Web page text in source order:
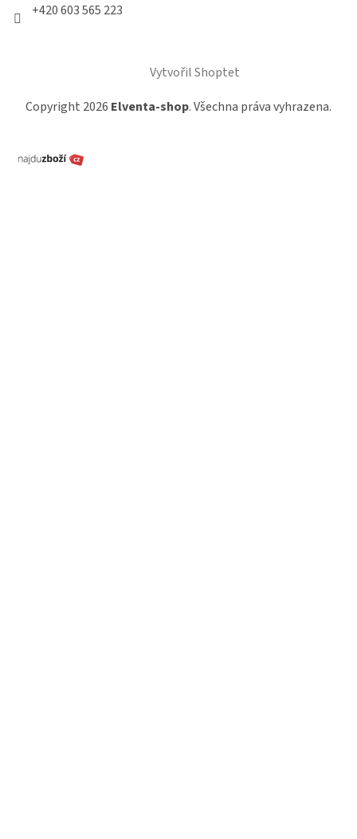
+420 603 565 223
Vytvořil Shoptet
Copyright 2026 Elventa-shop. Všechna práva vyhrazena.